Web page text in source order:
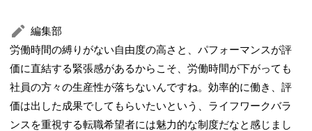
編集部
労働時間の縛りがない自由度の高さと、パフォーマンスが評
価に直結する緊張感があるからこそ、労働時間が下がっても
社員の方々の生産性が落ちないんですね。効率的に働き、評
価は出した成果でしてもらいたいという、ライフワークバラ
ンスを重視する転職希望者には魅力的な制度だなと感じまし